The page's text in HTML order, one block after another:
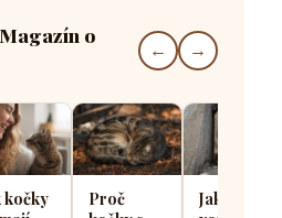
o
← →
kočky
Proč
Jak kočičí